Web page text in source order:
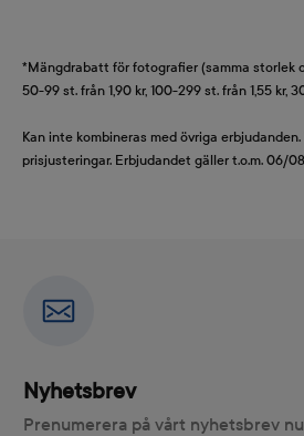
*Mängdrabatt för fotografier (samma storlek
50-99 st. från 1,90 kr, 100-299 st. från 1,55 kr,
Kan inte kombineras med övriga
prisjusteringar. Erbjudandet gäller t.o.m. 06/
Nyhetsbrev
Prenumerera på vårt nyhetsbrev nu